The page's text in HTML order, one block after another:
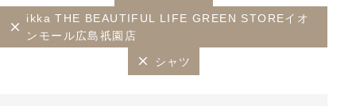
ikka THE BEAUTIFUL LIFE GREEN STOREイオ
ンモール広島祇園店
シャツ